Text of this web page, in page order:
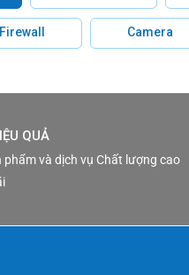
MẠI DỊCH VỤ KỸ THUẬT
Firewall Camera
QUẢ
phẩm và dịch vụ Chất lượng cao